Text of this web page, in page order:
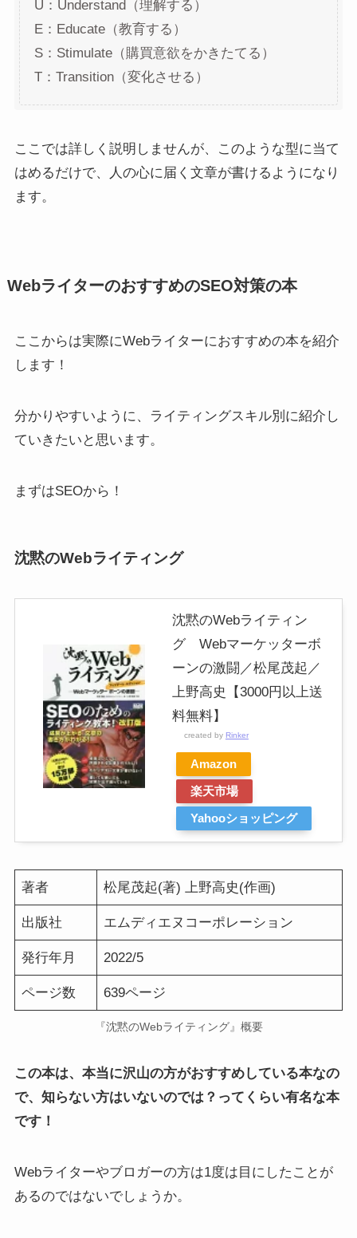
U：Understand（理解する）
E：Educate（教育する）
S：Stimulate（購買意欲をかきたてる）
T：Transition（変化させる）
ここでは詳しく説明しませんが、このような型に当て
はめるだけで、人の心に届く文章が書けるようになり
ます。
WebライターのおすすめのSEO対策の本
ここからは実際にWebライターにおすすめの本を紹介
します！
分かりやすいように、ライティングスキル別に紹介し
ていきたいと思います。
まずはSEOから！
沈黙のWebライティング
沈黙のWebライティン
グ Webマーケッターボ
ーンの激闘／松尾茂起／
上野高史【3000円以上送
料無料】
created by Rinker
Amazon
楽天市場
Yahooショッピング
著者 松尾茂起(著) 上野高史(作画)
出版社 エムディエヌコーポレーション
発行年月 2022/5
ページ数 639ページ
『沈黙のWebライティング』概要
この本は、本当に沢山の方がおすすめしている本なの
で、知らない方はいないのでは？ってくらい有名な本
です！
Webライターやブロガーの方は1度は目にしたことが
あるのではないでしょうか。